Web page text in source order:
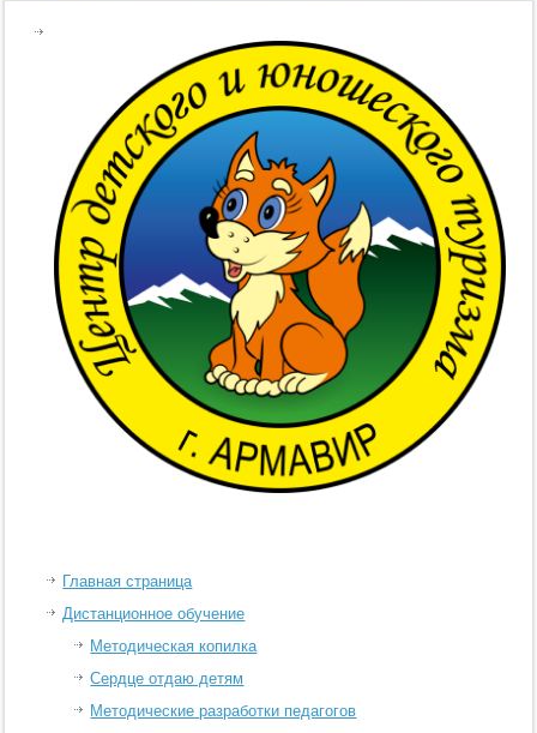
Главная страница
Дистанционное обучение
Методическая копилка
Сердце отдаю детям
Методические разработки педагогов